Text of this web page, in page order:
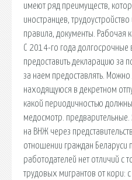
имеют ряд преимуществ,
иностранцев,
правила, документы. Рабочая
С 2014-го года долгосрочные
предоставить декларацию за
за наем предоставлять. Можно
находящуюся в декретном
какой периодичностью
медосмотр. предварительные.
на ВНЖ через
отношении граждан Беларуси
работодателей нет отличий с
трудовых мигрантов от кори: